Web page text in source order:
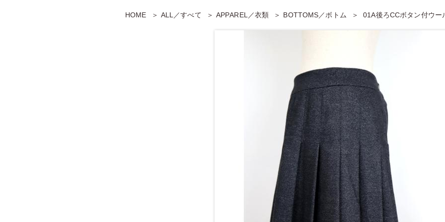
HOME ALL／すべて APPAREL／衣類 BOTTOMS／ボトム 01A後ろCCボタン付ウー